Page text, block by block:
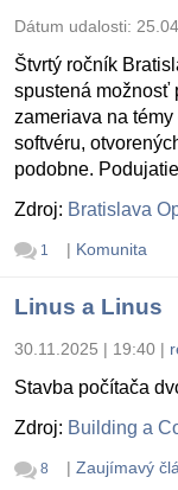
Dátum udalosti:
Štvrtý ročník
spustená možnosť
zameriava na
softvéru,
podobne.
Zdroj: Bratislava
1 | Komunita
Linus a Linus
30.11.2025 | 19:40 |
Stavba počítača
Zdroj: Building a
8 | Zaujímavý